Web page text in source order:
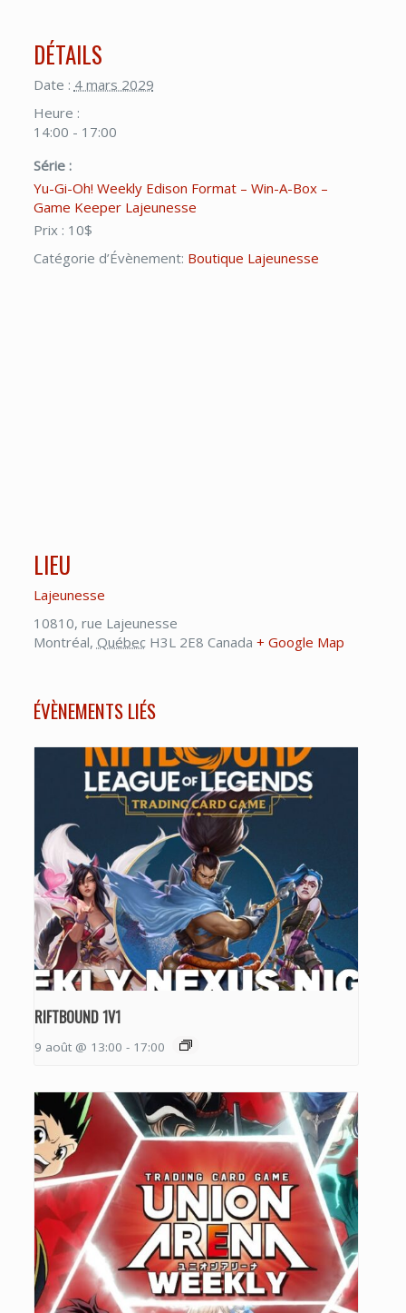
DÉTAILS
Date : 4 mars 2029
Heure :
14:00 - 17:00
Série :
Yu-Gi-Oh! Weekly Edison Format – Win-A-Box –
Game Keeper Lajeunesse
Prix : 10$
Catégorie d’Évènement: Boutique Lajeunesse
LIEU
Lajeunesse
10810, rue Lajeunesse
Montréal, Québec H3L 2E8 Canada + Google Map
ÉVÈNEMENTS LIÉS
RIFTBOUND 1V1
9 août @ 13:00 - 17:00